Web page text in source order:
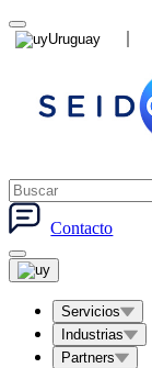
Uruguay
Contacto
Servicios
Industrias
Partners